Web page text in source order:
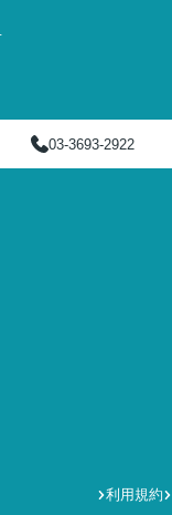
03-3693-2922
利用規約